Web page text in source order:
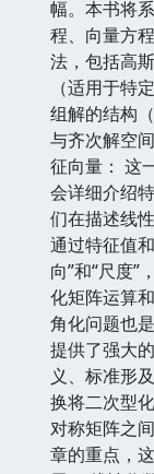
幅。本书将
程、向量方
法，包括高
（适用于特
组解的结构
与齐次解空
征向量： 这
会详细介绍
们在描述线
通过特征值
向”和“尺度”
化矩阵运算
角化问题也
提供了强大
义、标准形
换将二次型
对称矩阵之
章的重点，